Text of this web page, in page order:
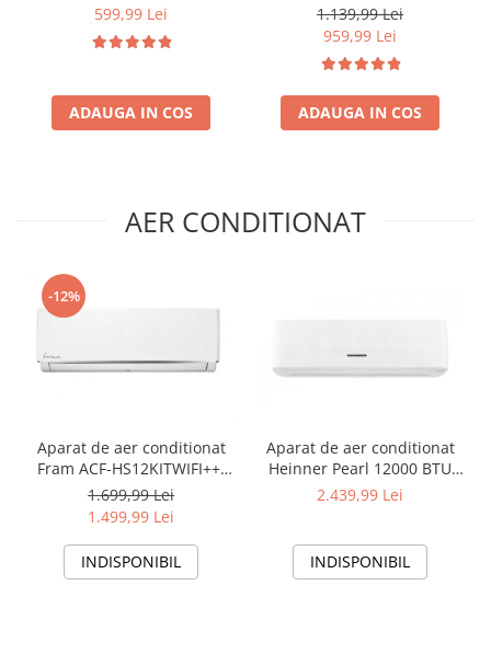
Iluminare interioara,
cm, Alb
599,99 Lei
ADAUGA IN COS
206 l, Dozator de apa,
Iluminare LED, H 143.4 cm,
1.139,99 Lei
959,99 Lei
ADAUGA IN COS
AER CONDITIONAT
-12%
Aparat de aer conditionat
Fram ACF-HS12KITWIFI++,
12000 BTU, Wifi, Kit
instalare inclus, Functie
Sleep, Clasa A++
1.699,99 Lei
1.499,99 Lei
INDISPONIBIL
Aparat de aer conditionat
Heinner Pearl 12000 BTU
Wi-Fi, Clasa A+++/A+++, AI
alb
2.439,99 Lei
INDISPONIBIL